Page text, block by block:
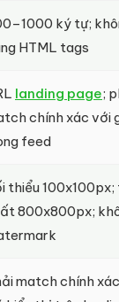
ký tự;
HTML tags
landing page;
chính xác với
feed
thiểu
800x800px;
match chính